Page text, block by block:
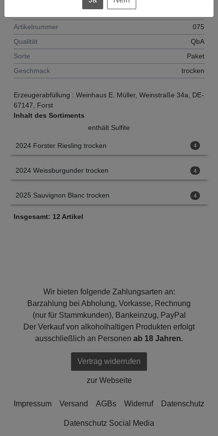
Artikelnummer
075
Qualität
QbA
Sorte
Paket
Geschmack
trocken
Erzeugerabfüllung : Weinhaus E. Müller, Weinstraße 34a, DE-
67147, Forst
Inhalt des Sortiments
enthält Sulfite
2024 Forster Riesling trocken 4
2024 Weissburgunder trocken 4
2025 Sauvignon Blanc trocken 4
Insgesamt: 12 Artikel
Wir bieten folgende Zahlungsarten an:
Barzahlung bei Abholung, Vorkasse, Rechnung
(nur für Stammkunden), Bankeinzug, PayPal
Der Verkauf von alkoholhaltigen Produkten erfolgt
ausschließlich an Personen ab 18 Jahren.
Vertrag widerrufen
zur Webseite
Impressum Versand AGBs Widerruf Datenschutz
Datenschutz Social Media